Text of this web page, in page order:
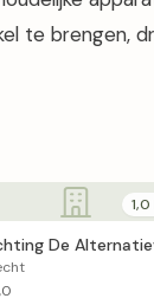
te brengen,
1,0
De
Maatschappij